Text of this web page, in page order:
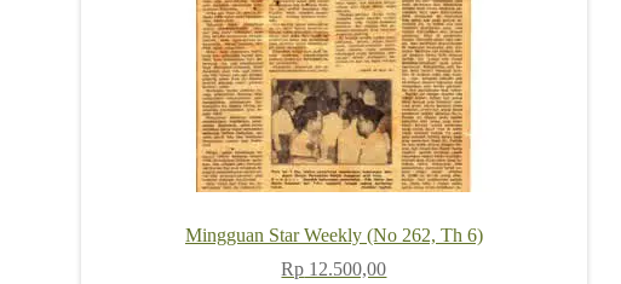
Mingguan Star Weekly (No 262, Th 6)
Rp 12.500,00